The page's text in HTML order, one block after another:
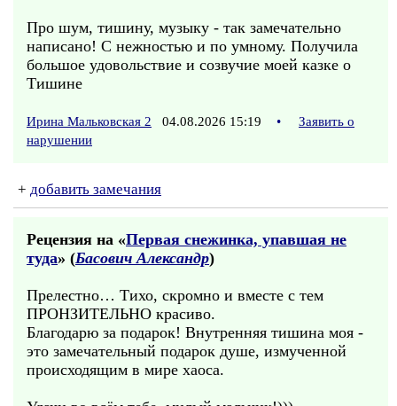
Про шум, тишину, музыку - так замечательно
написано! С нежностью и по умному. Получила
большое удовольствие и созвучие моей казке о
Тишине
Ирина Мальковская 2 04.08.2026 15:19 •
Заявить о
нарушении
+ добавить замечания
Рецензия на «Первая снежинка, упавшая не
туда» (Басович Александр)
Прелестно… Тихо, скромно и вместе с тем
ПРОНЗИТЕЛЬНО красиво.
Благодарю за подарок! Внутренняя тишина моя -
это замечательный подарок душе, измученной
происходящим в мире хаоса.